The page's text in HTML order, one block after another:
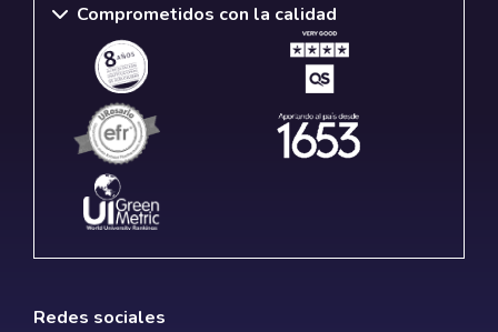
Comprometidos con la calidad
Redes sociales